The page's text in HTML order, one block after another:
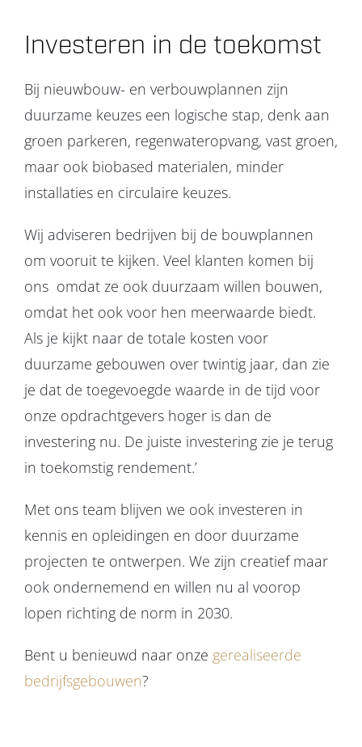
Investeren in de toekomst
Bij nieuwbouw- en verbouwplannen zijn
duurzame keuzes een logische stap, denk aan
groen parkeren, regenwateropvang, vast groen,
maar ook biobased materialen, minder
installaties en circulaire keuzes.
Wij adviseren bedrijven bij de bouwplannen
om vooruit te kijken. Veel klanten komen bij
ons omdat ze ook duurzaam willen bouwen,
omdat het ook voor hen meerwaarde biedt.
Als je kijkt naar de totale kosten voor
duurzame gebouwen over twintig jaar, dan zie
je dat de toegevoegde waarde in de tijd voor
onze opdrachtgevers hoger is dan de
investering nu. De juiste investering zie je terug
in toekomstig rendement.’
Met ons team blijven we ook investeren in
kennis en opleidingen en door duurzame
projecten te ontwerpen. We zijn creatief maar
ook ondernemend en willen nu al voorop
lopen richting de norm in 2030.
Bent u benieuwd naar onze gerealiseerde
bedrijfsgebouwen?